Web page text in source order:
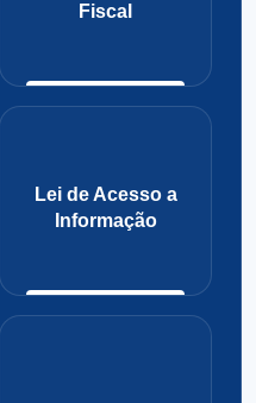
Fiscal
Lei de Acesso a
Informação